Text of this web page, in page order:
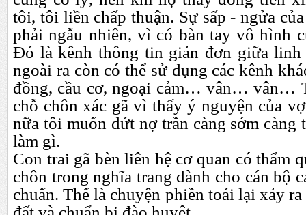
tôi, tôi liền chấp thuận. Sự sấp - ngửa
phải ngẫu nhiên, vì có bàn tay vô hình
Đó là kênh thông tin giản đơn giữa linh
ngoài ra còn có thể sử dụng các kênh
đồng, cầu cơ, ngoại cảm… vân… vân…
chỗ chôn xác gã vì thấy ý nguyện của
nữa tôi muốn dứt nợ trần càng sớm càng
làm gì.
Con trai gã bèn liên hệ cơ quan có thẩm
chôn trong nghĩa trang dành cho cán bộ
chuẩn. Thế là chuyện phiền toái lại xảy